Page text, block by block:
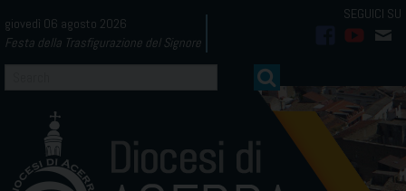
to
content
giovedì 06 agosto 2026
Festa della Trasfigurazione del Signore